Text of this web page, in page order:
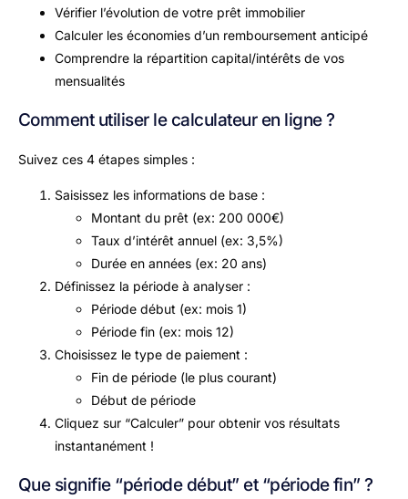
Vérifier l’évolution de votre prêt immobilier
Calculer les économies d’un remboursement anticipé
Comprendre la répartition capital/intérêts de vos
mensualités
Comment utiliser le calculateur en ligne ?
Suivez ces 4 étapes simples :
Saisissez les informations de base :
Montant du prêt (ex: 200 000€)
Taux d’intérêt annuel (ex: 3,5%)
Durée en années (ex: 20 ans)
Définissez la période à analyser :
Période début (ex: mois 1)
Période fin (ex: mois 12)
Choisissez le type de paiement :
Fin de période (le plus courant)
Début de période
Cliquez sur “Calculer” pour obtenir vos résultats
instantanément !
Que signifie “période début” et “période fin” ?